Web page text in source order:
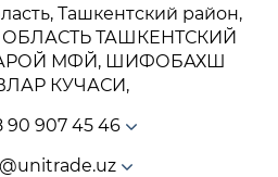
Ташкентский район,
ТАШКЕНТСКИЙ
МФЙ, ШИФОБАХШ
КУЧАСИ,
90 907 45 46